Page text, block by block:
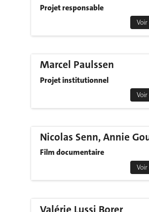
Projet responsable
Marcel Paulssen
Projet institutionnel
Film documentaire